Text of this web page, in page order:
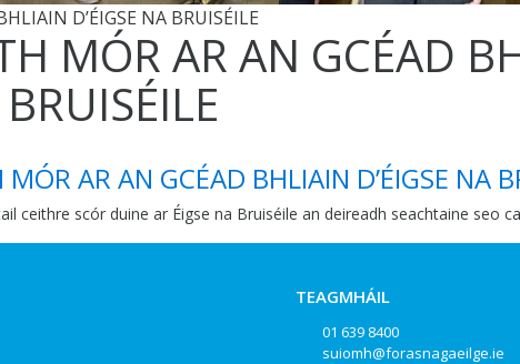
D’ÉIGSE NA BRUISÉILE
MÓR AR AN GCÉAD
MÓR AR AN GCÉAD BHLIAIN D’ÉIGSE NA
ceithre scór duine ar Éigse na Bruiséile an deireadh seachtaine seo
TEAGMHÁIL
01 639 8400
suiomh@forasnagaeilge.ie